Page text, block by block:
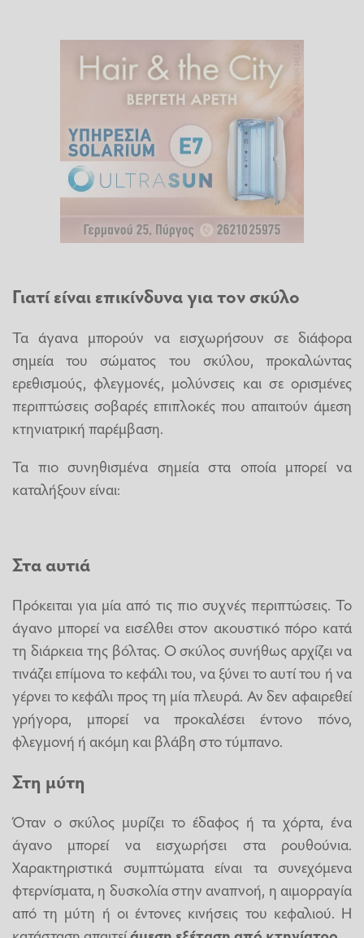
Γιατί είναι επικίνδυνα για τον σκύλο
Τα άγανα μπορούν να εισχωρήσουν σε διάφορα
σημεία του σώματος του σκύλου, προκαλώντας
ερεθισμούς, φλεγμονές, μολύνσεις και σε ορισμένες
περιπτώσεις σοβαρές επιπλοκές που απαιτούν άμεση
κτηνιατρική παρέμβαση.
Τα πιο συνηθισμένα σημεία στα οποία μπορεί να
καταλήξουν είναι:
Στα αυτιά
Πρόκειται για μία από τις πιο συχνές περιπτώσεις. Το
άγανο μπορεί να εισέλθει στον ακουστικό πόρο κατά
τη διάρκεια της βόλτας. Ο σκύλος συνήθως αρχίζει να
τινάζει επίμονα το κεφάλι του, να ξύνει το αυτί του ή να
γέρνει το κεφάλι προς τη μία πλευρά. Αν δεν αφαιρεθεί
γρήγορα, μπορεί να προκαλέσει έντονο πόνο,
φλεγμονή ή ακόμη και βλάβη στο τύμπανο.
Στη μύτη
Όταν ο σκύλος μυρίζει το έδαφος ή τα χόρτα, ένα
άγανο μπορεί να εισχωρήσει στα ρουθούνια.
Χαρακτηριστικά συμπτώματα είναι τα συνεχόμενα
φτερνίσματα, η δυσκολία στην αναπνοή, η αιμορραγία
από τη μύτη ή οι έντονες κινήσεις του κεφαλιού. Η